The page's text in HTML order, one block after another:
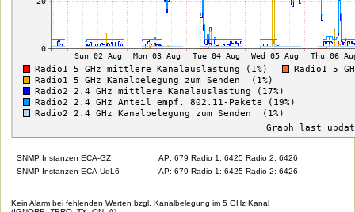
SNMP Instanzen ECA-GZ
AP: 679 Radio 1: 6425 Radio 2: 6426
SNMP Instanzen ECA-UdL6
AP: 679 Radio 1: 6425 Radio 2: 6426
Kein Alarm bei fehlenden Werten bzgl. Kanalbelegung im 5 GHz Kanal